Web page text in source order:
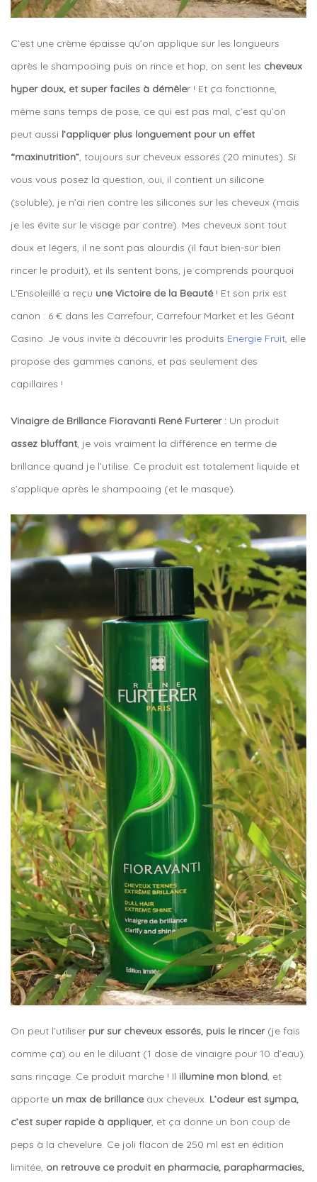
C’est une crème épaisse qu’on applique sur les longueurs
après le shampooing puis on rince et hop, on sent les cheveux
hyper doux, et super faciles à démêler ! Et ça fonctionne,
même sans temps de pose, ce qui est pas mal, c’est qu’on
peut aussi l’appliquer plus longuement pour un effet
“maxinutrition”, toujours sur cheveux essorés (20 minutes). Si
vous vous posez la question, oui, il contient un silicone
(soluble), je n’ai rien contre les silicones sur les cheveux (mais
je les évite sur le visage par contre). Mes cheveux sont tout
doux et légers, il ne sont pas alourdis (il faut bien-sûr bien
rincer le produit), et ils sentent bons, je comprends pourquoi
L’Ensoleillé a reçu une Victoire de la Beauté ! Et son prix est
canon : 6 € dans les Carrefour, Carrefour Market et les Géant
Casino. Je vous invite à découvrir les produits Energie Fruit, elle
propose des gammes canons, et pas seulement des
capillaires !
Vinaigre de Brillance Fioravanti René Furterer : Un produit
assez bluffant, je vois vraiment la différence en terme de
brillance quand je l’utilise. Ce produit est totalement liquide et
s’applique après le shampooing (et le masque).
On peut l’utiliser pur sur cheveux essorés, puis le rincer(je fais
comme ça) ou en le diluant (1 dose de vinaigre pour 10 d’eau)
sans rinçage. Ce produit marche ! Il illumine mon blond, et
apporte un max de brillance aux cheveux. L’odeur est sympa,
c’est super rapide à appliquer, et ça donne un bon coup de
peps à la chevelure. Ce joli flacon de 250 ml est en édition
limitée, on retrouve ce produit en pharmacie, parapharmacies,